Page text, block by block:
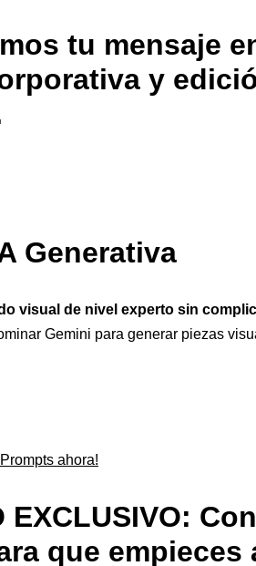
tu mensaje
y
Generativa
visual de nivel experto sin
Gemini para generar piezas
ahora!
EXCLUSIVO:
que